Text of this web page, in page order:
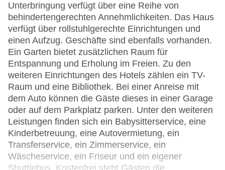
Unterbringung verfügt über eine Reihe von
behindertengerechten Annehmlichkeiten. Das Haus
verfügt über rollstuhlgerechte Einrichtungen und
einen Aufzug. Geschäfte sind ebenfalls vorhanden.
Ein Garten bietet zusätzlichen Raum für
Entspannung und Erholung im Freien. Zu den
weiteren Einrichtungen des Hotels zählen ein TV-
Raum und eine Bibliothek. Bei einer Anreise mit
dem Auto können die Gäste dieses in einer Garage
oder auf dem Parkplatz parken. Unter den weiteren
Leistungen finden sich ein Babysitterservice, eine
Kinderbetreuung, eine Autovermietung, ein
Transferservice, ein Zimmerservice, ein
Wäscheservice, ein Friseur und ein eigener